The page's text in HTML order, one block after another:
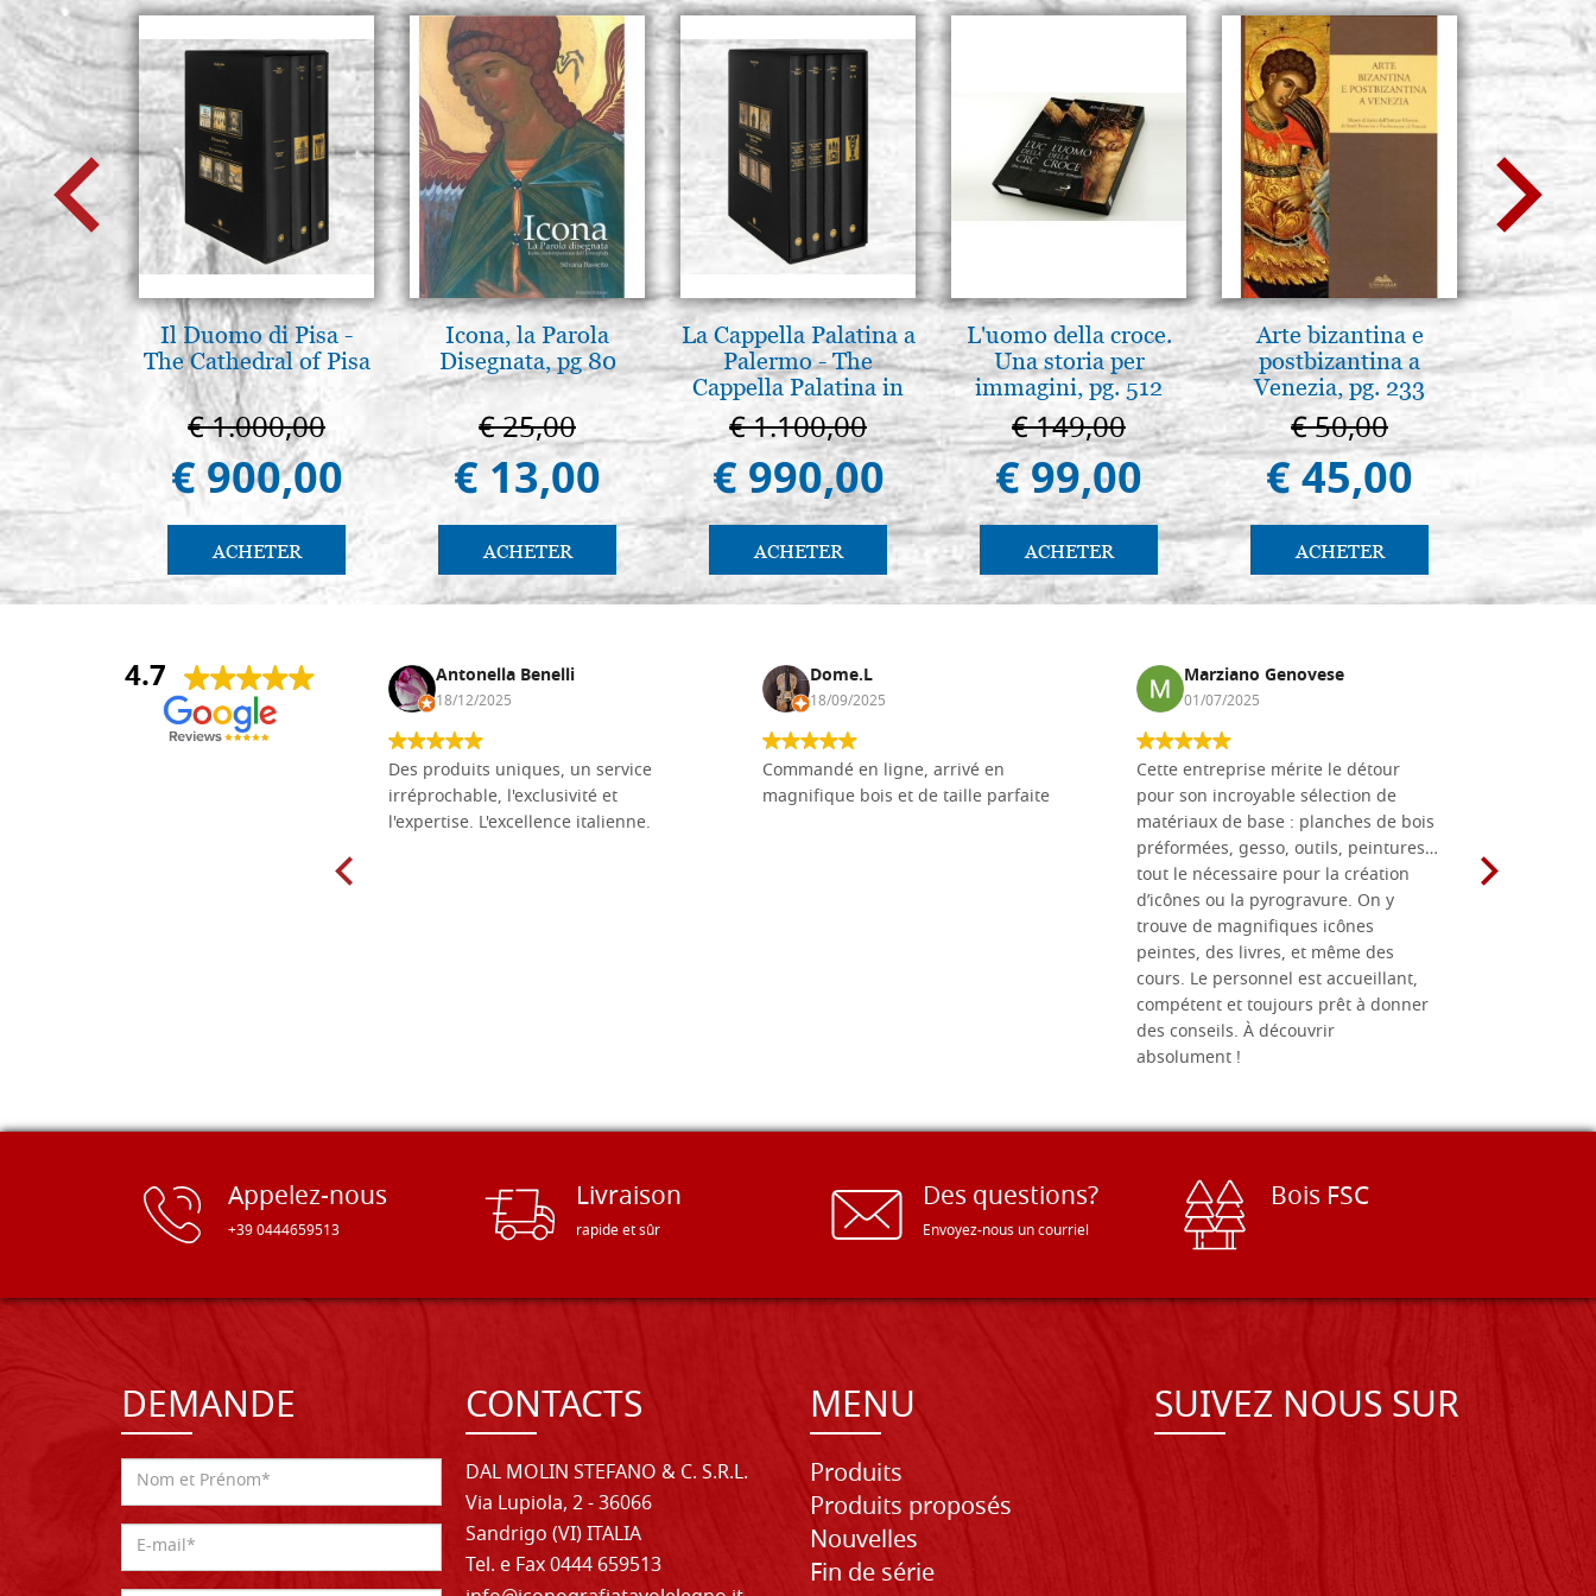
Il Duomo di Pisa -
The Cathedral of Pisa
€ 1.000,00
€ 900,00
ACHETER
Icona, la Parola
Disegnata, pg 80
€ 25,00
€ 13,00
ACHETER
La Cappella Palatina a
Palermo - The
Cappella Palatina in
Palermo
€ 1.100,00
€ 990,00
ACHETER
L'uomo della croce.
Una storia per
immagini, pg. 512
€ 149,00
€ 99,00
ACHETER
Arte bizantina e
postbizantina a
Venezia, pg. 233
€ 50,00
€ 45,00
ACHETER
€
4.7
Daniel Vandewalle Antonella Benelli
18/12/2025
Des produits uniques, un service
irréprochable, l'exclusivité et
l'expertise. L'excellence italienne.
Dome.L
18/09/2025
Commandé en ligne, arrivé en
magnifique bois et de taille parfaite
Marziano Genovese
01/07/2025
Cette entreprise mérite le détour
pour son incroyable sélection de
matériaux de base : planches de bois
préformées, gesso, outils, peintures…
tout le nécessaire pour la création
d’icônes ou la pyrogravure. On y
trouve de magnifiques icônes
peintes, des livres, et même des
cours. Le personnel est accueillant,
compétent et toujours prêt à donner
des conseils. À découvrir
absolument !
Appelez-nous
+39 0444659513
Livraison
rapide et sûr
Des questions?
Envoyez-nous un courriel
Bois FSC
DEMANDE CONTACTS
DAL MOLIN STEFANO & C. S.R.L.
Via Lupiola, 2 - 36066
Sandrigo (VI) ITALIA
Tel. e Fax 0444 659513
MENU
Produits
Produits proposés
Nouvelles
Fin de série
SUIVEZ NOUS SUR